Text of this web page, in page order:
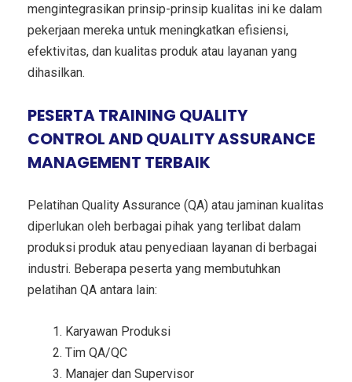
mengintegrasikan prinsip-prinsip kualitas ini ke dalam
pekerjaan mereka untuk meningkatkan efisiensi,
efektivitas, dan kualitas produk atau layanan yang
dihasilkan.
PESERTA TRAINING QUALITY
CONTROL AND QUALITY ASSURANCE
MANAGEMENT TERBAIK
Pelatihan Quality Assurance (QA) atau jaminan kualitas
diperlukan oleh berbagai pihak yang terlibat dalam
produksi produk atau penyediaan layanan di berbagai
industri. Beberapa peserta yang membutuhkan
pelatihan QA antara lain:
Karyawan Produksi
Tim QA/QC
Manajer dan Supervisor